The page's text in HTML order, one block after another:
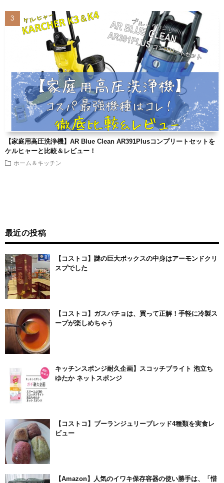
【家庭用高圧洗浄機】AR Blue Clean AR391Plusコンプリートセットを
ケルヒャーと比較＆レビュー！
ホーム＆キッチン
最近の投稿
【コストコ】謎の巨大ボックスの中身はアーモンドクリ
スプでした
【コストコ】ガスパチョは、買って正解！手軽に冷製ス
ープが楽しめちゃう
キッチンスポンジ耐久企画】スコッチブライト 泡立ち
ゆたか ネットスポンジ
【コストコ】ブーランジュリーブレッド4種類を実食レ
ビュー
【Amazon】人気のイワキ保存容器の使い勝手は、「惜